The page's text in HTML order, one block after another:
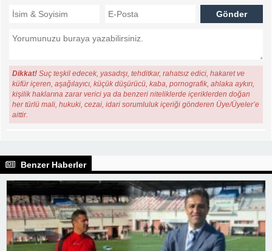
Dikkat! Suç teşkil edecek, yasadışı, tehditkar, rahatsız edici, hakaret ve
küfür içeren, aşağılayıcı, küçük düşürücü, kaba, pornografik, ahlaka aykırı,
kişilik haklarına zarar verici ya da benzeri niteliklerde içeriklerden doğan
her türlü mali, hukuki, cezai, idari sorumluluk içeriği gönderen Üye/Üyeler’e
aittir.
Benzer Haberler